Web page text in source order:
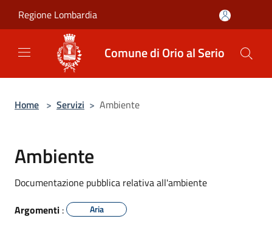
Regione Lombardia
Comune di Orio al Serio
Home > Servizi > Ambiente
Ambiente
Documentazione pubblica relativa all'ambiente
Argomenti : Aria